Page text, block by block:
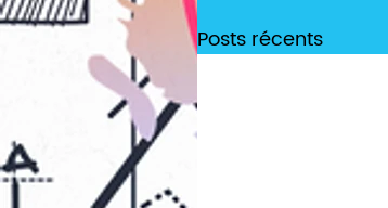
Posts récents